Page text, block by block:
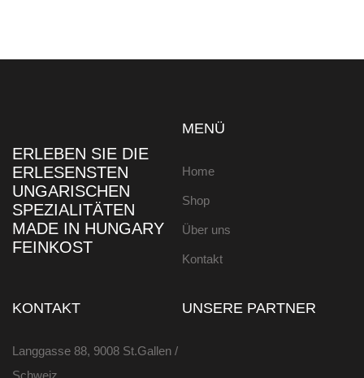
ERLEBEN SIE DIE
ERLESENSTEN
UNGARISCHEN
SPEZIALITÄTEN
MADE IN HUNGARY
FEINKOST
MENÜ
Home
Shop
Über uns
Kontakt
KONTAKT
Langgasse 88, 9008 St.Gallen /
Schweiz
UNSERE PARTNER